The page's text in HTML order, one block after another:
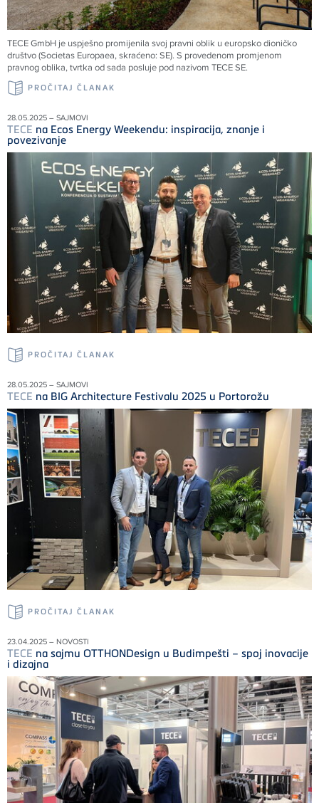
TECEGmbH je uspješno promijenila svoj pravni oblik u europsko dioničko
društvo (Societas Europaea, skraćeno: SE). S provedenom promjenom
pravnog oblika, tvrtka od sada posluje pod nazivom TECESE.
PROČITAJ ČLANAK
28.05.2025 – SAJMOVI
TECE na Ecos Energy Weekendu: inspiracija, znanje i
povezivanje
PROČITAJ ČLANAK
28.05.2025 – SAJMOVI
TECE na BIG Architecture Festivalu 2025 u Portorožu
PROČITAJ ČLANAK
23.04.2025 – NOVOSTI
TECE na sajmu OTTHONDesign u Budimpešti – spoj inovacije
i dizajna